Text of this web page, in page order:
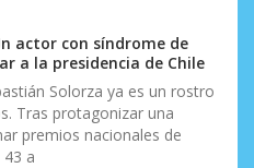
actor con síndrome de
a la presidencia de Chile
Solorza ya es un rostro
Tras protagonizar una
premios nacionales de
a